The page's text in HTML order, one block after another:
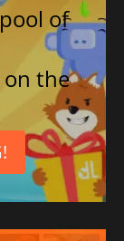
of
on the